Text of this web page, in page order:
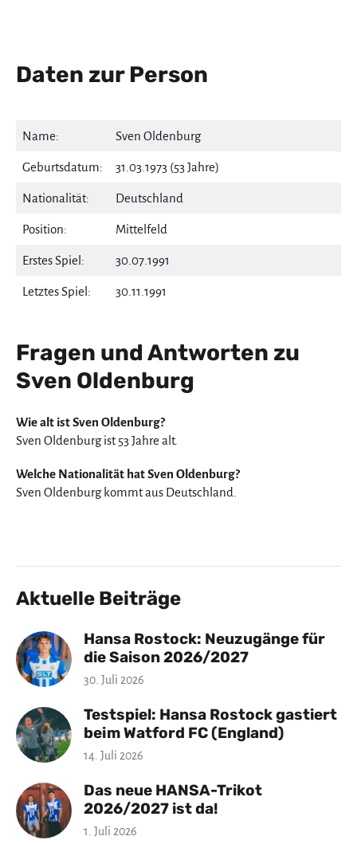
Daten zur Person
Name: Sven Oldenburg
Geburtsdatum: 31.03.1973 (53 Jahre)
Nationalität: Deutschland
Position: Mittelfeld
Erstes Spiel: 30.07.1991
Letztes Spiel: 30.11.1991
Fragen und Antworten zu
Sven Oldenburg
Wie alt ist Sven Oldenburg?
Sven Oldenburg ist 53 Jahre alt.
Welche Nationalität hat Sven Oldenburg?
Sven Oldenburg kommt aus Deutschland.
Aktuelle Beiträge
Hansa Rostock: Neuzugänge für
die Saison 2026/2027
30. Juli 2026
Testspiel: Hansa Rostock gastiert
beim Watford FC (England)
14. Juli 2026
Das neue HANSA-Trikot
2026/2027 ist da!
1. Juli 2026